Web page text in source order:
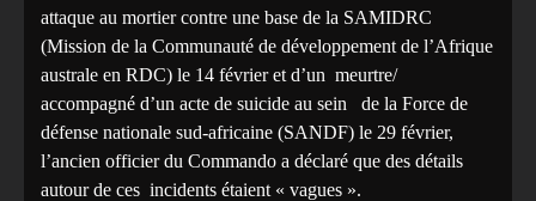
attaque au mortier contre une base de la SAMIDRC
(Mission de la Communauté de développement de l’Afrique
australe en RDC) le 14 février et d’un meurtre/
accompagné d’un acte de suicide au sein de la Force de
défense nationale sud-africaine (SANDF) le 29 février,
l’ancien officier du Commando a déclaré que des détails
autour de ces incidents étaient « vagues ».